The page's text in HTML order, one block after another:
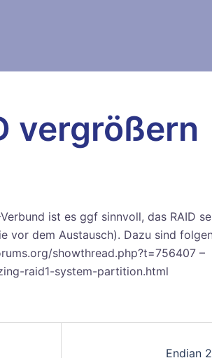
vergrößern
ist es ggf sinnvoll, das RAID
vor dem Austausch). Dazu sind
showthread.php?t=756407 –
raid1-system-partition.html
Endian